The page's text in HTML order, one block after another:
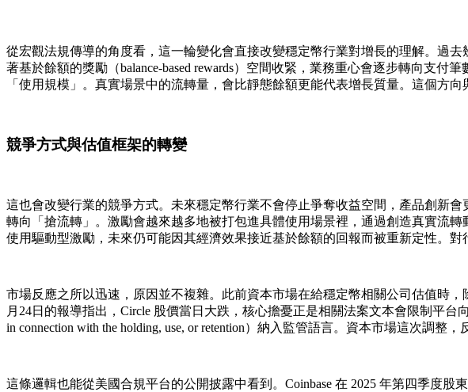
從宏觀法規傳導的角度看，這一輪變化會直接改變穩定幣行業對增長的理解。過
著基於餘額的獎勵（balance-based rewards）空間收緊，業務重心會逐步轉向支
「使用規模」。真實場景中的流轉量，會比靜態餘額更能代表增長質量。這個方向
競爭方式與估值框架的轉變
這也會改變行業的競爭方式。未來穩定幣行業不會停止爭奪收益空間，產品創新
轉向「搶流轉」。激勵會越來越多地被打包進具體使用場景裡，通過創造真實流
使用驅動型激勵，未來仍可能因其經濟效果接近基於餘額的回報而被重新定性。
市場反應之所以迅速，原因並不複雜。此前資本市場在給穩定幣相關公司估值時
月24日的報導指出，Circle 股價當日大跌，核心擔憂正是相關法案文本會限制平
in connection with the holding, use, or retention）納入監管語言。資本市場這次調整
這條邏輯也能從美國合規平台的公開披露中看到。Coinbase 在 2025 年第四季度